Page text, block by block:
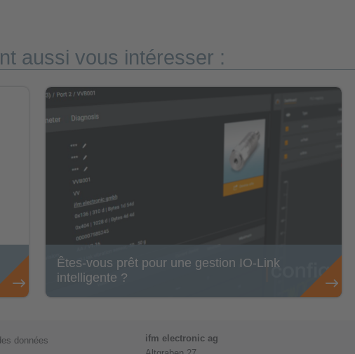
aussi vous intéresser :
Êtes-vous prêt pour une gestion IO-Link
intelligente ?
données
ifm electronic ag